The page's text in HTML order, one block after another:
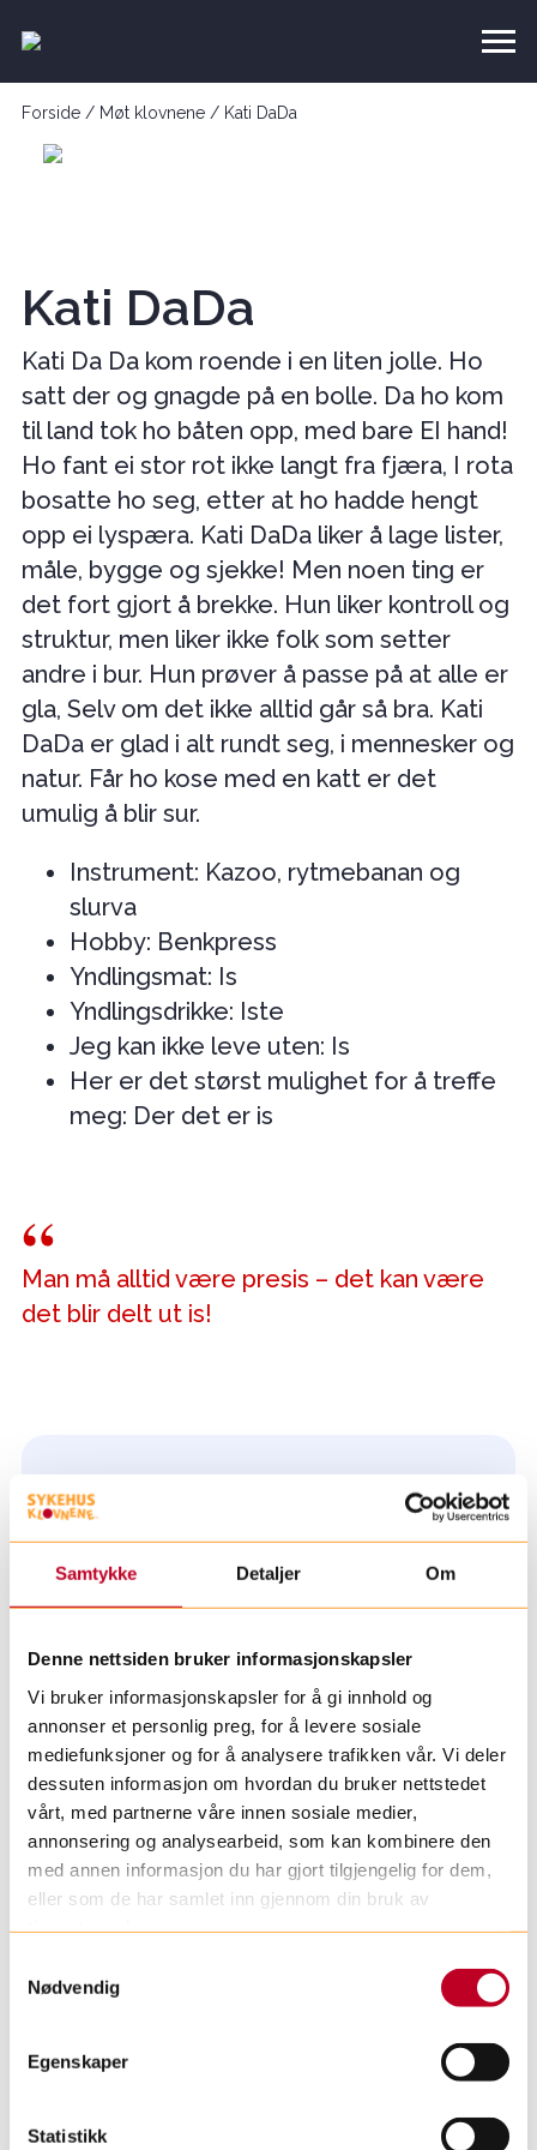
Samtykke Detaljer Om
Denne nettsiden bruker informasjonskapsler
Vi bruker informasjonskapsler for å gi innhold og
annonser et personlig preg, for å levere sosiale
mediefunksjoner og for å analysere trafikken vår. Vi deler
dessuten informasjon om hvordan du bruker nettstedet
vårt, med partnerne våre innen sosiale medier,
annonsering og analysearbeid, som kan kombinere den
med annen informasjon du har gjort tilgjengelig for dem,
eller som de har samlet inn gjennom din bruk av
Nødvendig
Egenskaper
Statistikk
Forside / Møt klovnene / Kati DaDa
Kati DaDa
Kati Da Da kom roende i en liten jolle. Ho
satt der og gnagde på en bolle. Da ho kom
til land tok ho båten opp, med bare EI hand!
Ho fant ei stor rot ikke langt fra fjæra, I rota
bosatte ho seg, etter at ho hadde hengt
opp ei lyspæra. Kati DaDa liker å lage lister,
måle, bygge og sjekke! Men noen ting er
det fort gjort å brekke. Hun liker kontroll og
struktur, men liker ikke folk som setter
andre i bur. Hun prøver å passe på at alle er
gla, Selv om det ikke alltid går så bra. Kati
DaDa er glad i alt rundt seg, i mennesker og
natur. Får ho kose med en katt er det
umulig å blir sur.
Instrument: Kazoo, rytmebanan og
slurva
Hobby: Benkpress
Yndlingsmat: Is
Yndlingsdrikke: Iste
Jeg kan ikke leve uten: Is
Her er det størst mulighet for å treffe
meg: Der det er is
Man må alltid være presis – det kan være
det blir delt ut is!
Skuespilleren bak klovnen
Kristine Myhre Tunheim er en av de faste
utdannet skuespiller ved Teaterhøgskolen i
frilans skuespiller. Som frilanser har hun